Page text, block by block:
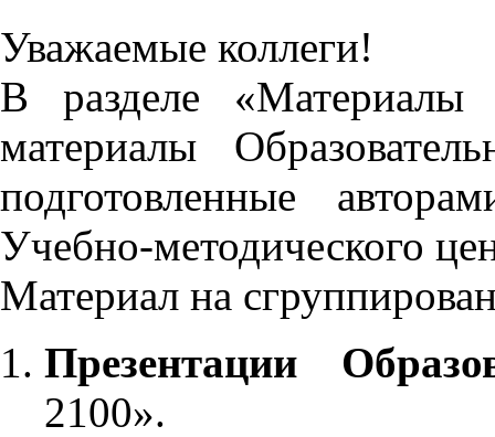
Уважаемые коллеги!
В разделе «Материалы
материалы
подготовленные
Учебно-методического
Материал на
Презентации
2100».